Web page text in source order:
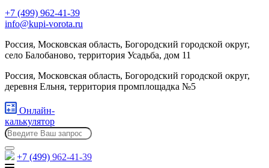
+7 (499) 962-41-39
info@kupi-vorota.ru
Россия, Московская область, Богородский городской округ,
село Балобаново, территория Усадьба, дом 11
Россия, Московская область, Богородский городской округ,
деревня Ельня, территория промплощадка №5
Онлайн-
калькулятор
+7 (499) 962-41-39